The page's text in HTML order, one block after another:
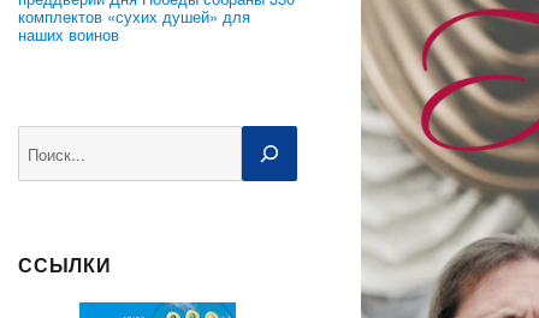
комплектов «сухих душей» для
наших воинов
ССЫЛКИ